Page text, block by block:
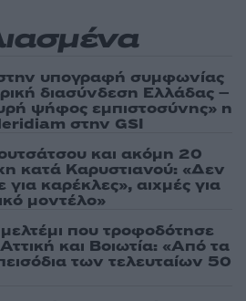
υπογραφή συμφωνίας
διασύνδεση Ελλάδας –
ψήφος εμπιστοσύνης» η
στην GSI
και ακόμη 20
κατά Καρυστιανού: «Δεν
καρέκλες», αιχμές για
μοντέλο»
που τροφοδότησε
και Βοιωτία: «Από τα
των τελευταίων 50